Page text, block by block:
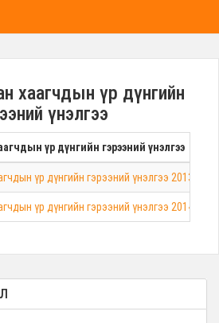
хаагчдын үр дүнгийн
үнэлгээ
үр дүнгийн гэрээний үнэлгээ
үр дүнгийн гэрээний үнэлгээ 2013 он
үр дүнгийн гэрээний үнэлгээ 2014 он